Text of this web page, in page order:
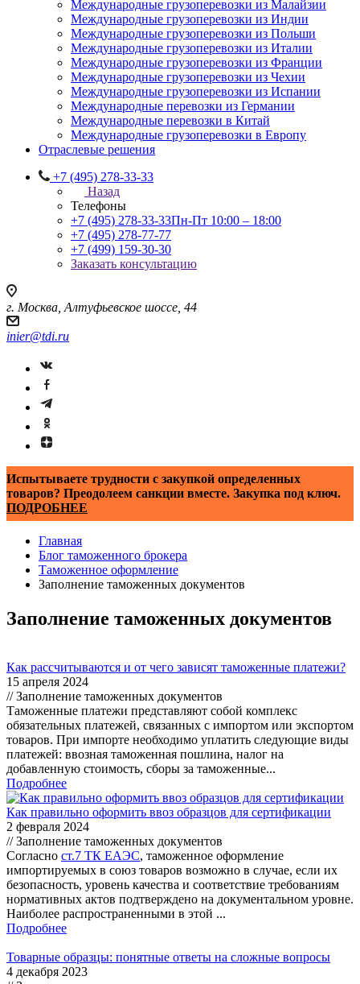
Международные грузоперевозки из Малайзии
Международные грузоперевозки из Индии
Международные грузоперевозки из Польши
Международные грузоперевозки из Италии
Международные грузоперевозки из Франции
Международные грузоперевозки из Чехии
Международные грузоперевозки из Испании
Международные перевозки из Германии
Международные перевозки в Китай
Международные грузоперевозки в Европу
Отраслевые решения
+7 (495) 278-33-33
Назад
Телефоны
+7 (495) 278-33-33Пн-Пт 10:00 – 18:00
+7 (495) 278-77-77
+7 (499) 159-30-30
Заказать консультацию
г. Москва, Алтуфьевское шоссе, 44
inier@tdi.ru
Испытываете трудности с закупкой определенных
товаров? Преодолеем санкции вместе. Закупка под ключ.
ПОДРОБНЕЕ
Главная
Блог таможенного брокера
Таможенное оформление
Заполнение таможенных документов
Заполнение таможенных документов
Как рассчитываются и от чего зависят таможенные платежи?
15 апреля 2024
// Заполнение таможенных документов
Таможенные платежи представляют собой комплекс
обязательных платежей, связанных с импортом или экспортом
товаров. При импорте необходимо уплатить следующие виды
платежей: ввозная таможенная пошлина, налог на
добавленную стоимость, сборы за таможенные...
Подробнее
Как правильно оформить ввоз образцов для сертификации
2 февраля 2024
// Заполнение таможенных документов
Согласно ст.7 ТК ЕАЭС, таможенное оформление
импортируемых в союз товаров возможно в случае, если их
безопасность, уровень качества и соответствие требованиям
нормативных актов подтверждено на документальном уровне.
Наиболее распространенными в этой ...
Подробнее
Товарные образцы: понятные ответы на сложные вопросы
4 декабря 2023